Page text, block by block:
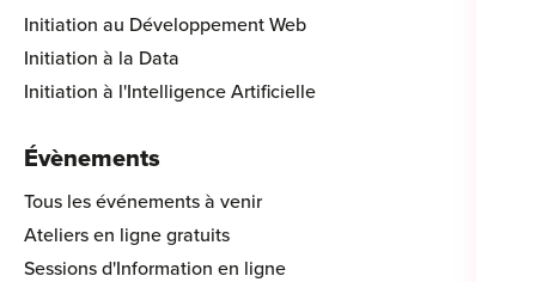
Initiation au Développement Web
Initiation à la Data
Initiation à l'Intelligence Artificielle
Évènements
Tous les événements à venir
Ateliers en ligne gratuits
Sessions d'Information en ligne